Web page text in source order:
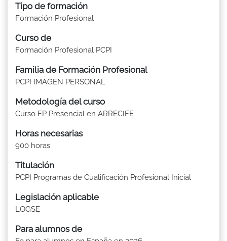
Tipo de formación
Formación Profesional
Curso de
Formación Profesional PCPI
Familia de Formación Profesional
PCPI IMAGEN PERSONAL
Metodología del curso
Curso FP Presencial en ARRECIFE
Horas necesarias
900 horas
Titulación
PCPI Programas de Cualificación Profesional Inicial
Legislación aplicable
LOGSE
Para alumnos de